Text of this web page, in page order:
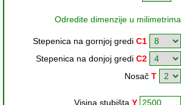
Odredite dimenzije u milimetrima
Stepenica na gornjoj gredi C1
Stepenica na donjoj gredi C2
Nosač T
Visina stubišta Y